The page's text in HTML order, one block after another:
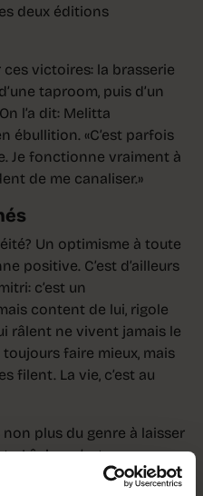
deux éditions
victoires: la brasserie
taproom, puis d’un
l’a dit: Melitta
ébullition. «C’est parfois
Je fonctionne vraiment à
de me canaliser.»
Un optimisme à toute
positive. C’est d’ailleurs
c’est un
content de lui, rigole
râlent ne vivent jamais le
faire mieux, mais
filent. La vie, c’est au
non plus du genre à laisser
«Lâcher, c’est
le démontre au travail,